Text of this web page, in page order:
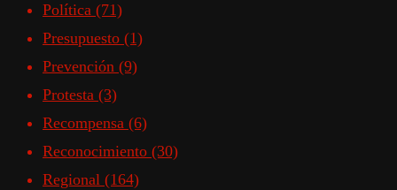
Política (71)
Presupuesto (1)
Prevención (9)
Protesta (3)
Recompensa (6)
Reconocimiento (30)
Regional (164)